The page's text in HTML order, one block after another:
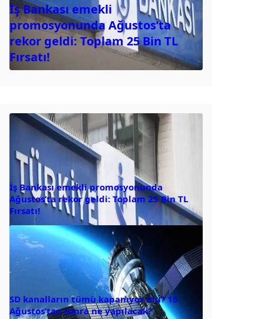
İş Bankası emekli
promosyonunda Ağustos’ta
rekor geldi: Toplam 25 Bin TL
Fırsatı!
İş Bankası emekli promosyonunda
Ağustos’ta rekor geldi: Toplam 25 Bin TL
Fırsatı!
SD kanalların tümü kapanıyor mu? 15
Ağustos’tan sonra ne yapılacak?